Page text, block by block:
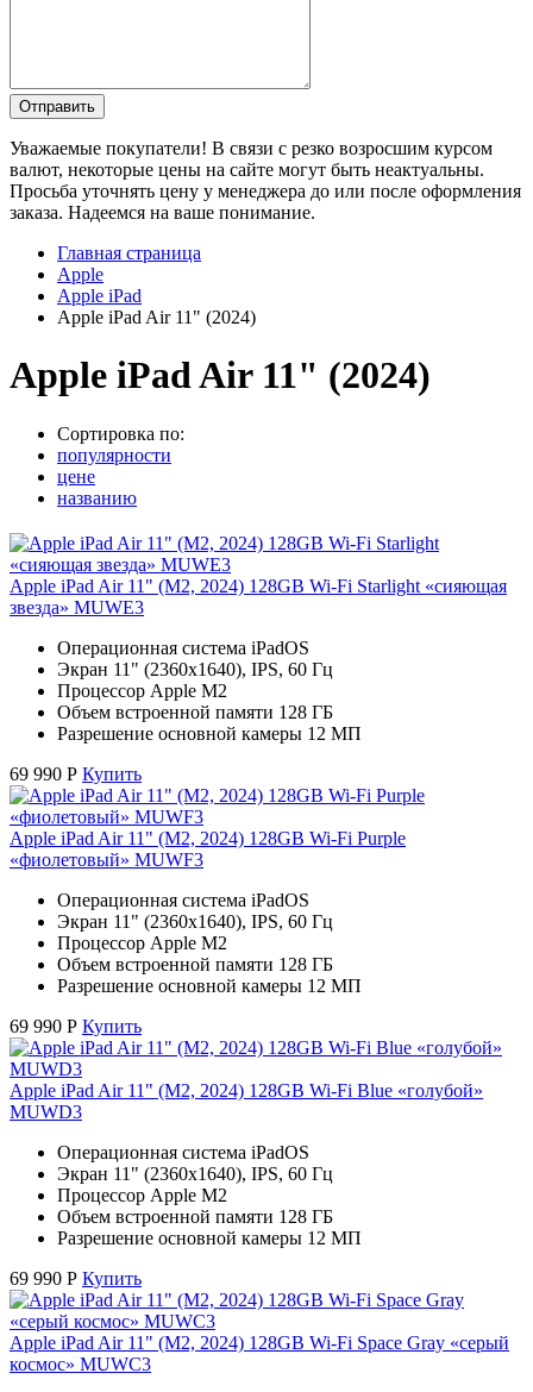
Уважаемые покупатели! В связи с резко возросшим курсом
валют, некоторые цены на сайте могут быть неактуальны.
Просьба уточнять цену у менеджера до или после оформления
заказа. Надеемся на ваше понимание.
Главная страница
Apple
Apple iPad
Apple iPad Air 11" (2024)
Apple iPad Air 11" (2024)
Сортировка по:
популярности
цене
названию
Apple iPad Air 11" (M2, 2024) 128GB Wi-Fi Starlight «сияющая
звезда» MUWE3
Операционная система iPadOS
Экран 11" (2360x1640), IPS, 60 Гц
Процессор Apple M2
Объем встроенной памяти 128 ГБ
Разрешение основной камеры 12 МП
69 990 Р Купить
Apple iPad Air 11" (M2, 2024) 128GB Wi-Fi Purple
«фиолетовый» MUWF3
Операционная система iPadOS
Экран 11" (2360x1640), IPS, 60 Гц
Процессор Apple M2
Объем встроенной памяти 128 ГБ
Разрешение основной камеры 12 МП
69 990 Р Купить
Apple iPad Air 11" (M2, 2024) 128GB Wi-Fi Blue «голубой»
MUWD3
Операционная система iPadOS
Экран 11" (2360x1640), IPS, 60 Гц
Процессор Apple M2
Объем встроенной памяти 128 ГБ
Разрешение основной камеры 12 МП
69 990 Р Купить
Apple iPad Air 11" (M2, 2024) 128GB Wi-Fi Space Gray «серый
космос» MUWC3